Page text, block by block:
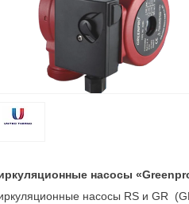
насосы
насосы RS и GR